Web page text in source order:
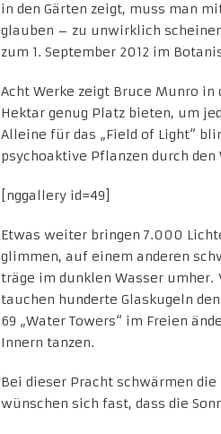
in den Gärten zeigt, muss man
glauben – zu unwirklich
zum 1. September 2012 im
Acht Werke zeigt Bruce Munro
Hektar genug Platz bieten, um
Alleine für das „Field of Light“
psychoaktive Pflanzen durch
[nggallery id=49]
Etwas weiter bringen 7.000
glimmen, auf einem anderen
träge im dunklen Wasser umher.
tauchen hunderte Glaskugeln
69 „Water Towers“ im Freien
Innern tanzen.
Bei dieser Pracht schwärmen
wünschen sich fast, dass die